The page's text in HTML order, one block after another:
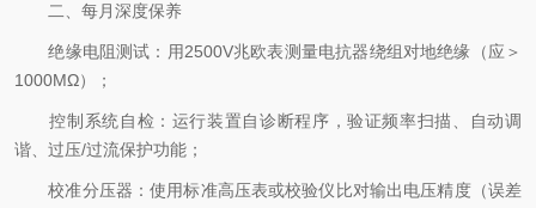
二、每月深度保养
绝缘电阻测试：用2500V兆欧表测量电抗器绕组对地绝缘（应＞
1000MΩ）；
控制系统自检：运行装置自诊断程序，验证频率扫描、自动调
谐、过压/过流保护功能；
校准分压器：使用标准高压表或校验仪比对输出电压精度（误差